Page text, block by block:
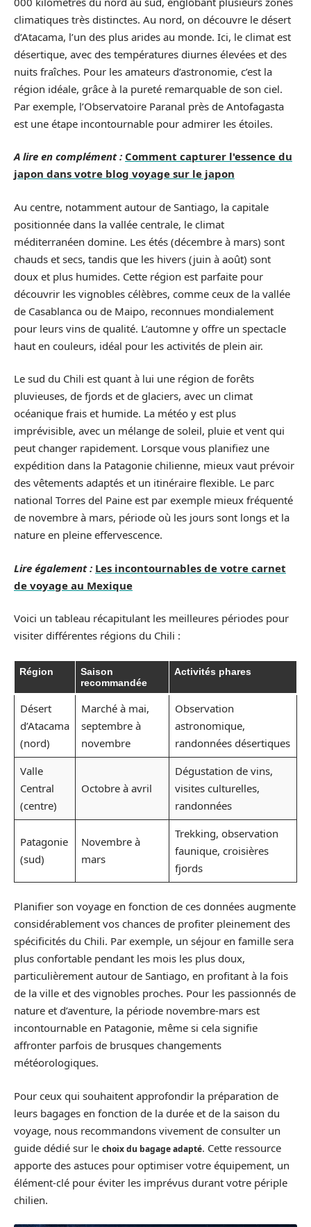
climatiques très distinctes. Au nord, on découvre le désert
d’Atacama, l’un des plus arides au monde. Ici, le climat est
désertique, avec des températures diurnes élevées et des
nuits fraîches. Pour les amateurs d’astronomie, c’est la
région idéale, grâce à la pureté remarquable de son ciel.
Par exemple, l’Observatoire Paranal près de Antofagasta
est une étape incontournable pour admirer les étoiles.
A lire en complément : Comment capturer l'essence du
japon dans votre blog voyage sur le japon
Au centre, notamment autour de Santiago, la capitale
positionnée dans la vallée centrale, le climat
méditerranéen domine. Les étés (décembre à mars) sont
chauds et secs, tandis que les hivers (juin à août) sont
doux et plus humides. Cette région est parfaite pour
découvrir les vignobles célèbres, comme ceux de la vallée
de Casablanca ou de Maipo, reconnues mondialement
pour leurs vins de qualité. L’automne y offre un spectacle
haut en couleurs, idéal pour les activités de plein air.
Le sud du Chili est quant à lui une région de forêts
pluvieuses, de fjords et de glaciers, avec un climat
océanique frais et humide. La météo y est plus
imprévisible, avec un mélange de soleil, pluie et vent qui
peut changer rapidement. Lorsque vous planifiez une
expédition dans la Patagonie chilienne, mieux vaut prévoir
des vêtements adaptés et un itinéraire flexible. Le parc
national Torres del Paine est par exemple mieux fréquenté
de novembre à mars, période où les jours sont longs et la
nature en pleine effervescence.
Lire également : Les incontournables de votre carnet
de voyage au Mexique
Voici un tableau récapitulant les meilleures périodes pour
visiter différentes régions du Chili :
Région
Saison
recommandée
Activités phares
Désert
d’Atacama
(nord)
Marché à mai,
septembre à
novembre
Observation
astronomique,
randonnées désertiques
Valle
Central
(centre)
Octobre à avril
Dégustation de vins,
visites culturelles,
randonnées
Patagonie
(sud)
Novembre à
mars
Trekking, observation
faunique, croisières
fjords
Planifier son voyage en fonction de ces données augmente
considérablement vos chances de profiter pleinement des
spécificités du Chili. Par exemple, un séjour en famille sera
plus confortable pendant les mois les plus doux,
particulièrement autour de Santiago, en profitant à la fois
de la ville et des vignobles proches. Pour les passionnés de
nature et d’aventure, la période novembre-mars est
incontournable en Patagonie, même si cela signifie
affronter parfois de brusques changements
météorologiques.
Pour ceux qui souhaitent approfondir la préparation de
leurs bagages en fonction de la durée et de la saison du
voyage, nous recommandons vivement de consulter un
guide dédié sur le choix du bagage adapté. Cette ressource
apporte des astuces pour optimiser votre équipement, un
élément-clé pour éviter les imprévus durant votre périple
chilien.